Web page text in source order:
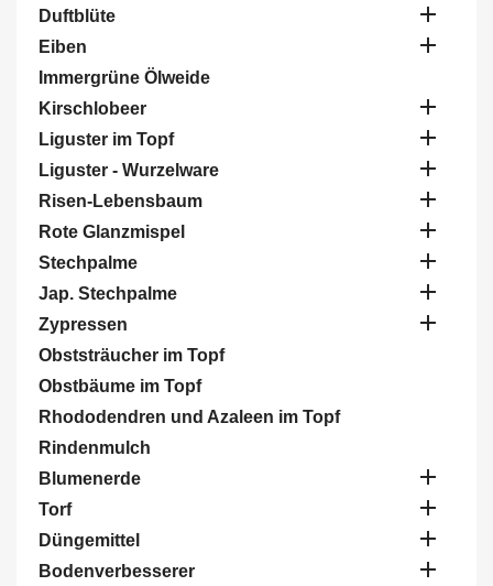
Duftblüte 
Eiben 
Immergrüne Ölweide
Kirschlobeer

Liguster im Topf 
Liguster - Wurzelware 
Risen-Lebensbaum 
Rote Glanzmispel 
Stechpalme 
Jap. Stechpalme 
Zypressen 
Obststräucher im Topf
Obstbäume im Topf
Rhododendren und Azaleen im Topf
Rindenmulch
Blumenerde

Torf 
Düngemittel 
Bodenverbesserer 